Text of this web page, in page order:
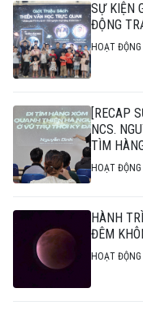
SỰ KIỆN
ĐỘNG
HOẠT
[RECAP
NCS.
TÌM
THI"
HOẠT
HÀNH
ĐÊM
HOẠT